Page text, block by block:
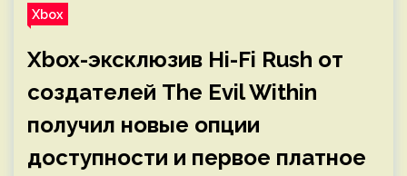
Xbox
Xbox-эксклюзив Hi-Fi Rush от
создателей The Evil Within
получил новые опции
доступности и первое платное